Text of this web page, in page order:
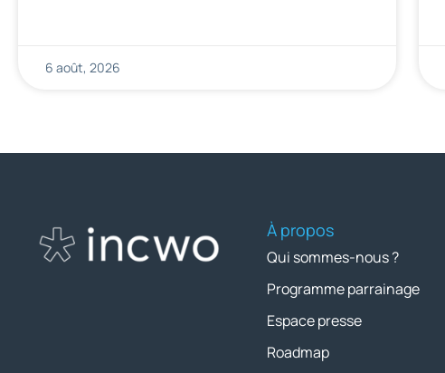
6 août, 2026
À propos
Qui sommes-nous ?
Programme parrainage
Espace presse
Roadmap